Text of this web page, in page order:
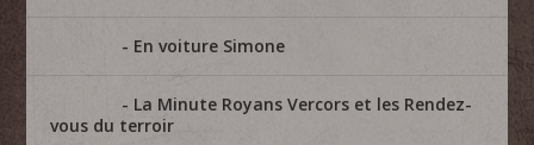
En voiture Simone
La Minute Royans Vercors et les Rendez-
vous du terroir